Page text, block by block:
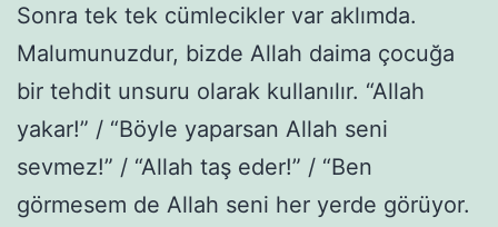
Sonra tek tek cümlecikler var aklımda.
Malumunuzdur, bizde Allah daima çocuğa
bir tehdit unsuru olarak kullanılır. “Allah
yakar!” / “Böyle yaparsan Allah seni
sevmez!” / “Allah taş eder!” / “Ben
görmesem de Allah seni her yerde görüyor.